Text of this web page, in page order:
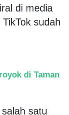
di media
sudah
di Taman
salah satu